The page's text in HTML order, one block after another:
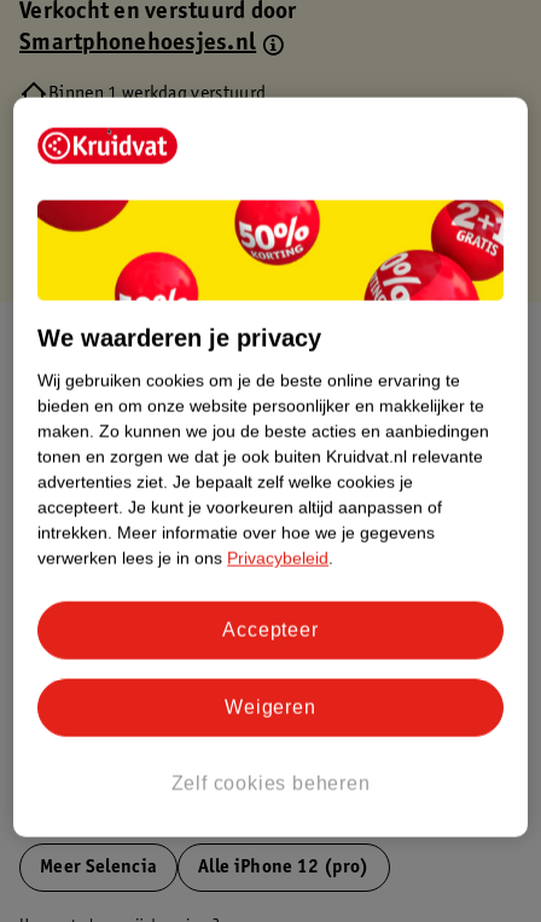
Verkocht en verstuurd door
Smartphonehoesjes.nl
Binnen 1 werkdag verstuurd
Gratis thuisbezorgd
Gratis retourneren via verkooppartner.
Over dit product
Productinformatie
Etiketinformatie
Nature Impact Score
Impact Score.
Meer informatie
Bestel & Bezorginformatie
Meer Selencia Alle iPhone 12 (pro)
We waarderen je privacy
Wij gebruiken cookies om je de beste online ervaring te
bieden en om onze website persoonlijker en makkelijker te
maken. Zo kunnen we jou de beste acties en aanbiedingen
tonen en zorgen we dat je ook buiten Kruidvat.nl relevante
advertenties ziet. Je bepaalt zelf welke cookies je
accepteert. Je kunt je voorkeuren altijd aanpassen of
intrekken. Meer informatie over hoe we je gegevens
verwerken lees je in ons Privacybeleid.
Zelf cookies beheren
Weigeren
Accepteer